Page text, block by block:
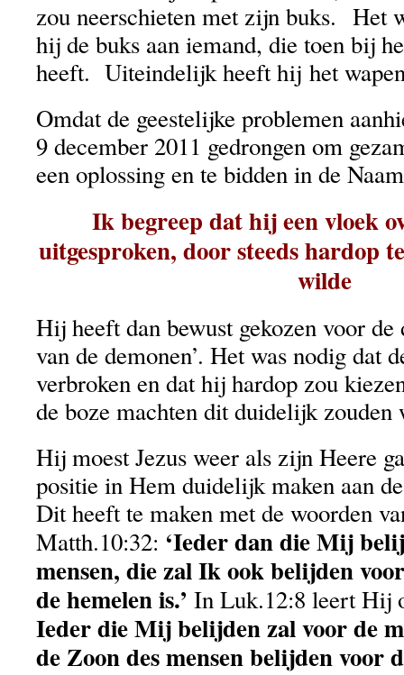
zou neerschieten met zijn buks. Het
hij de buks aan iemand, die toen bij
heeft. Uiteindelijk heeft hij het
Omdat de geestelijke problemen
9 december 2011 gedrongen om
een oplossing en te bidden in de
Ik begreep dat hij een vloek
uitgesproken, door steeds hardop
wilde
Hij heeft dan bewust gekozen voor de
van de demonen’. Het was nodig dat
verbroken en dat hij hardop zou
de boze machten dit duidelijk zouden
Hij moest Jezus weer als zijn Heere
positie in Hem duidelijk maken aan
Dit heeft te maken met de woorden
Matth.10:32: ‘Ieder dan die Mij
mensen, die zal Ik ook belijden
de hemelen is.’ In Luk.12:8 leert Hij
Ieder die Mij belijden zal voor de
de Zoon des mensen belijden voor